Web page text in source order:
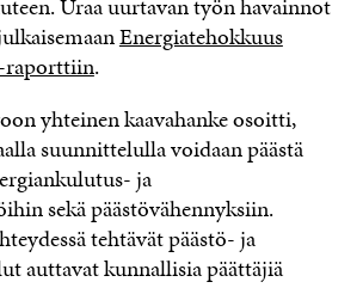
Uraa uurtavan työn havainnot
Energiatehokkuus
raporttiin.
yhteinen kaavahanke osoitti,
suunnittelulla voidaan päästä
ja
sekä päästövähennyksiin.
tehtävät päästö- ja
auttavat kunnallisia päättäjiä